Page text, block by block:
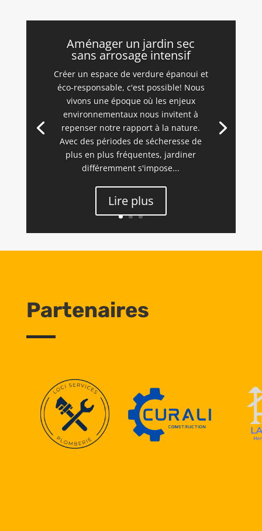
Aménager un jardin sec
sans arrosage intensif
Créer un espace de verdure épanoui et
éco-responsable, c'est possible! Nous
vivons une époque où les enjeux
environnementaux nous invitent à
repenser notre rapport à la nature.
Avec des périodes de sécheresse de
plus en plus fréquentes, jardiner
différemment s'impose...
Lire plus
Partenaires